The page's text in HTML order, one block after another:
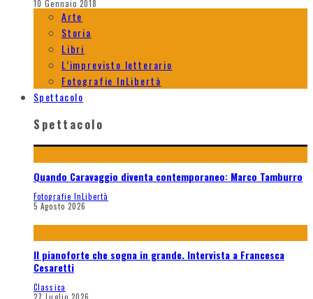
10 Gennaio 2018
Arte
Storia
Libri
L’imprevisto letterario
Fotografie InLibertà
Spettacolo
Spettacolo
Quando Caravaggio diventa contemporaneo: Marco Tamburro
Fotografie InLibertà
5 Agosto 2026
Il pianoforte che sogna in grande. Intervista a Francesca
Cesaretti
Classica